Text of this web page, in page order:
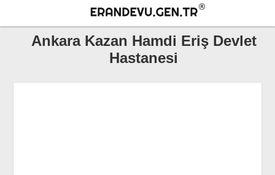
Ankara Kazan Hamdi Eriş Devlet
Hastanesi